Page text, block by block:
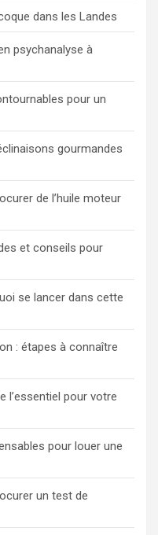
dans les Landes
psychanalyse à
pour un
gourmandes
de l’huile moteur
et conseils pour
se lancer dans cette
: étapes à connaître
l’essentiel pour votre
pour louer une
un test de